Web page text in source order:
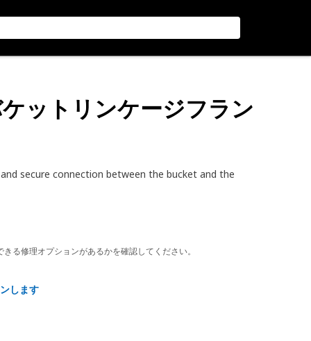
ケットリンケージフラン
secure connection between the bucket and the
る修理オプションがあるかを確認してください。
します